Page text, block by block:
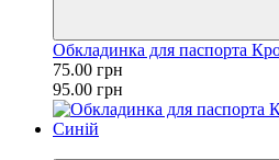
Обкладинка для паспорта
75.00 грн
95.00 грн